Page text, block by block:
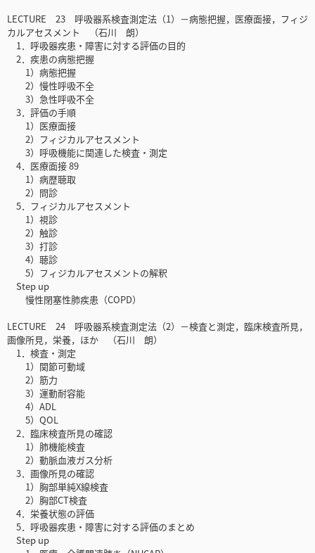
LECTURE 23 呼吸器系検査測定法（1）－病態把握，医療面接，フィジ
カルアセスメント （石川 朗）
1．呼吸器疾患・障害に対する評価の目的
2．疾患の病態把握
1）病態把握
2）慢性呼吸不全
3）急性呼吸不全
3．評価の手順
1）医療面接
2）フィジカルアセスメント
3）呼吸機能に関連した検査・測定
4．医療面接 89
1）病歴聴取
2）問診
5．フィジカルアセスメント
1）視診
2）触診
3）打診
4）聴診
5）フィジカルアセスメントの解釈
Step up
慢性閉塞性肺疾患（COPD）
LECTURE 24 呼吸器系検査測定法（2）－検査と測定，臨床検査所見，
画像所見，栄養，ほか （石川 朗）
1．検査・測定
1）関節可動域
2）筋力
3）運動耐容能
4）ADL
5）QOL
2．臨床検査所見の確認
1）肺機能検査
2）動脈血液ガス分析
3．画像所見の確認
1）胸部単純X線検査
2）胸部CT検査
4．栄養状態の評価
5．呼吸器疾患・障害に対する評価のまとめ
Step up